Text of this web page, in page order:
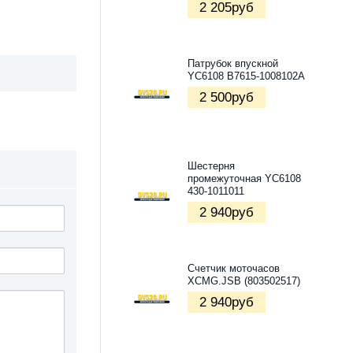
2 205руб
Патрубок впускной
YC6108 B7615-1008102A
2 500руб
Шестерня
промежуточная YC6108
430-1011011
2 940руб
Счетчик моточасов
XCMG.JSB (803502517)
2 940руб